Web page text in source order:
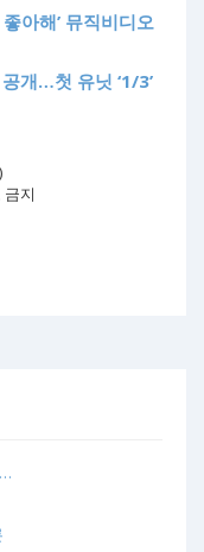
아해’ 뮤직비디오
개…첫 유닛 ‘1/3’
지